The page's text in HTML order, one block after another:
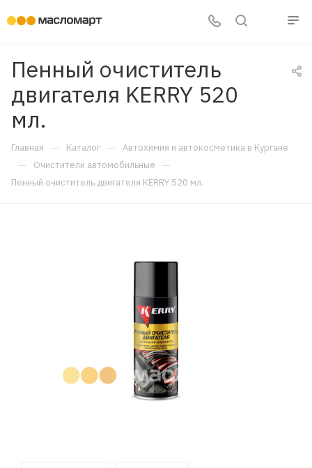
Пенный очиститель
двигателя KERRY 520
мл.
Главная — Каталог — Автохимия и автокосметика в Кургане
— Очистители автомобильные —
Пенный очиститель двигателя KERRY 520 мл.